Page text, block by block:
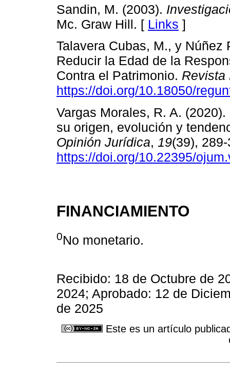
Sandin, M. (2003).
Mc. Graw Hill. [ Links ]
Talavera Cubas, M., y
Reducir la Edad de la
Contra el Patrimonio. Revista
https://doi.org/10.18050/
Vargas Morales, R. A.
su origen, evolución y
Opinión Jurídica, 19(39),
https://doi.org/10.22395/
FINANCIAMIENTO
0No monetario.
Recibido: 18 de Octubre de
2024; Aprobado: 12 de
de 2025
Este es un artículo